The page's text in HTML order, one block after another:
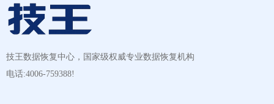
技王数据恢复中心，国家级权威专业数据恢复机构
电话:4006-759388!